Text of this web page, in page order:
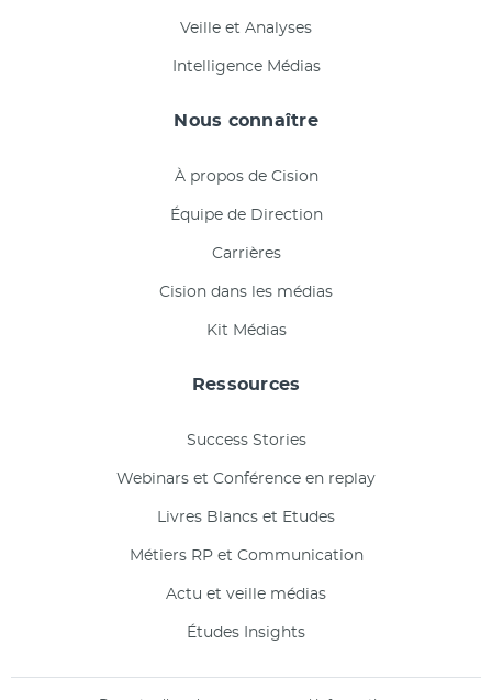
Veille et Analyses
Intelligence Médias
Nous connaître
À propos de Cision
Équipe de Direction
Carrières
Cision dans les médias
Kit Médias
Ressources
Success Stories
Webinars et Conférence en replay
Livres Blancs et Etudes
Métiers RP et Communication
Actu et veille médias
Études Insights